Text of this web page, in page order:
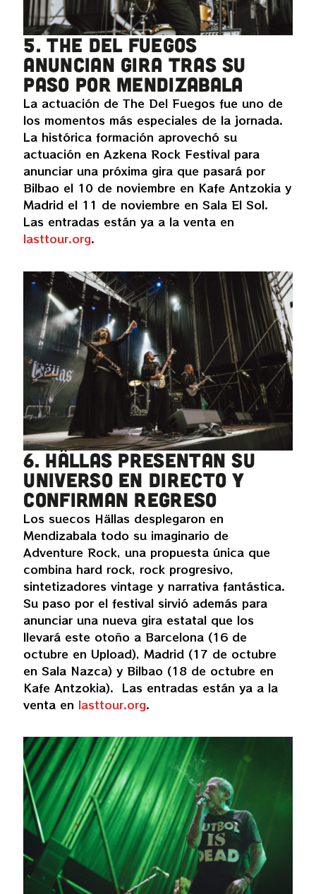
5. The Del Fuegos
anuncian gira tras su
paso por Mendizabala
La actuación de The Del Fuegos fue uno de
los momentos más especiales de la jornada.
La histórica formación aprovechó su
actuación en Azkena Rock Festival para
anunciar una próxima gira que pasará por
Bilbao el 10 de noviembre en Kafe Antzokia y
Madrid el 11 de noviembre en Sala El Sol.
Las entradas están ya a la venta en
lasttour.org.
6. Hällas presentan su
universo en directo y
confirman regreso
Los suecos Hällas desplegaron en
Mendizabala todo su imaginario de
Adventure Rock, una propuesta única que
combina hard rock, rock progresivo,
sintetizadores vintage y narrativa fantástica.
Su paso por el festival sirvió además para
anunciar una nueva gira estatal que los
llevará este otoño a Barcelona (16 de
octubre en Upload), Madrid (17 de octubre
en Sala Nazca) y Bilbao (18 de octubre en
Kafe Antzokia). Las entradas están ya a la
venta en lasttour.org.